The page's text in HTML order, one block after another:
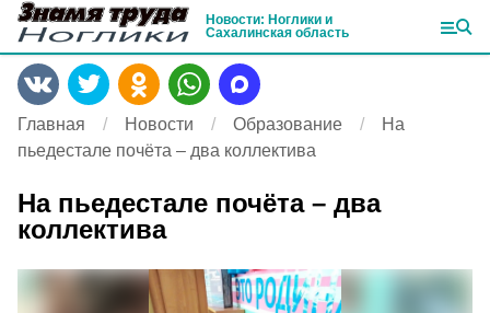
Новости: Ноглики и
Сахалинская область
Главная Новости Образование
На
пьедестале почёта – два коллектива
На пьедестале почёта – два
коллектива